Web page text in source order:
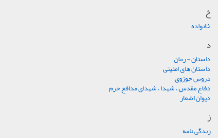
خ
خانواده
د
داستان - رمان
داستان های امنیتی
دروس حوزوی
دفاع مقدس ، شهدا ، شهدای مدافع حرم
دیوان اشعار
ز
زندگی نامه